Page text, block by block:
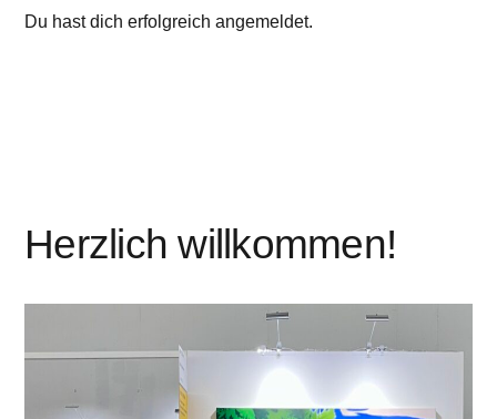
Du hast dich erfolgreich angemeldet.
Herzlich willkommen!